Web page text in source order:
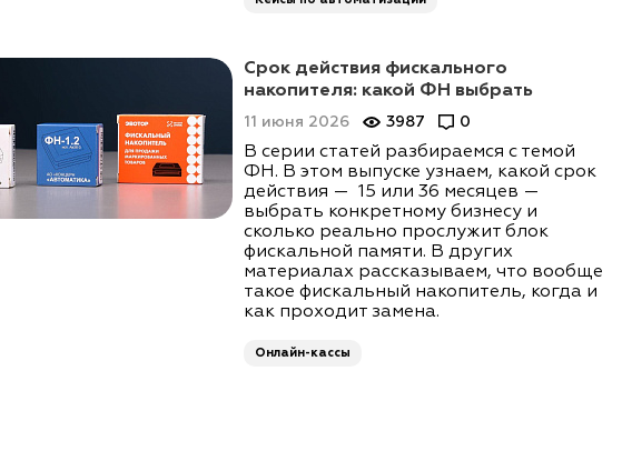
Срок действия фискального
накопителя: какой ФН выбрать
11 июня 2026 3987 0
В серии статей разбираемся с темой
ФН. В этом выпуске узнаем, какой срок
действия — 15 или 36 месяцев —
выбрать конкретному бизнесу и
сколько реально прослужит блок
фискальной памяти. В других
материалах рассказываем, что вообще
такое фискальный накопитель, когда и
как проходит замена.
Онлайн-кассы